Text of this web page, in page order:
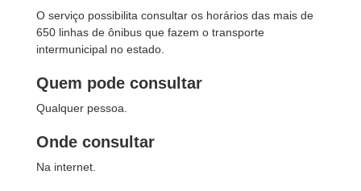
O serviço possibilita consultar os horários das mais de
650 linhas de ônibus que fazem o transporte
intermunicipal no estado.
Quem pode consultar
Qualquer pessoa.
Onde consultar
Na internet.